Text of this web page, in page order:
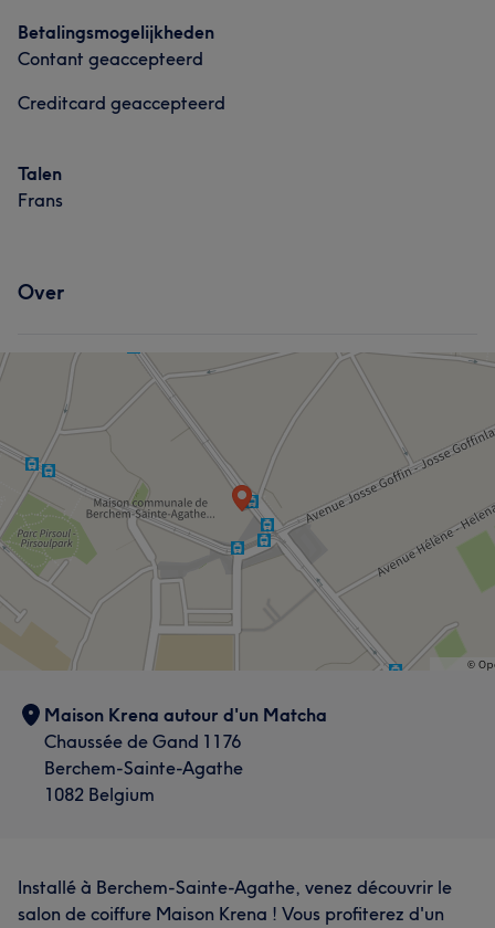
Haar Massage
Gezicht
Wat onze klanten zeggen over Sulltana
Ervaren
Betalingsmogelijkheden
Contant geaccepteerd
Creditcard geaccepteerd
Talen
Frans
Over
Maison Krena autour d'un Matcha
Chaussée de Gand 1176
Berchem-Sainte-Agathe
1082 Belgium
Installé à Berchem-Sainte-Agathe, venez découvrir le
salon de coiffure Maison Krena ! Vous profiterez d'un